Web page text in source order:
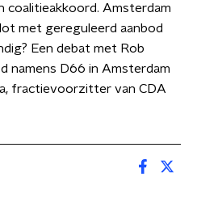
coalitieakkoord. Amsterdam
met gereguleerd aanbod
Een debat met Rob
namens D66 in Amsterdam
fractievoorzitter van CDA